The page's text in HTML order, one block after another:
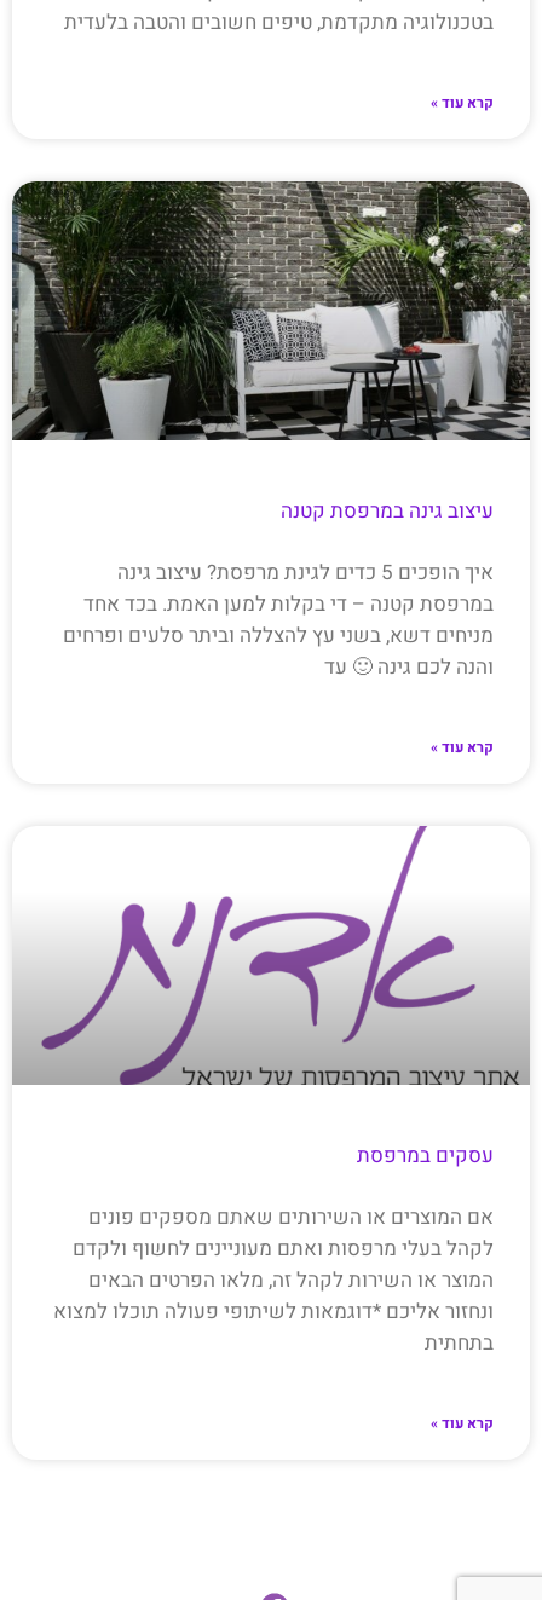
בטכנולוגיה מתקדמת, טיפים חשובים והטבה בלעדית
קרא עוד »
עיצוב גינה במרפסת קטנה
איך הופכים 5 כדים לגינת מרפסת? עיצוב גינה
במרפסת קטנה – די בקלות למען האמת. בכד אחד
מניחים דשא, בשני עץ להצללה וביתר סלעים ופרחים
והנה לכם גינה 🙂 עד
קרא עוד »
עסקים במרפסת
אם המוצרים או השירותים שאתם מספקים פונים
לקהל בעלי מרפסות ואתם מעוניינים לחשוף ולקדם
המוצר או השירות לקהל זה, מלאו הפרטים הבאים
ונחזור אליכם *דוגמאות לשיתופי פעולה תוכלו למצוא
בתחתית
קרא עוד »